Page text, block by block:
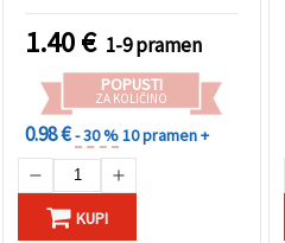
ustvarjalne DIY projekte
EM ART
1.40€ 1-9 pramen
POPUSTI
ZA KOLIČINO
0.98 €- 30 %10 pramen +
KUPI